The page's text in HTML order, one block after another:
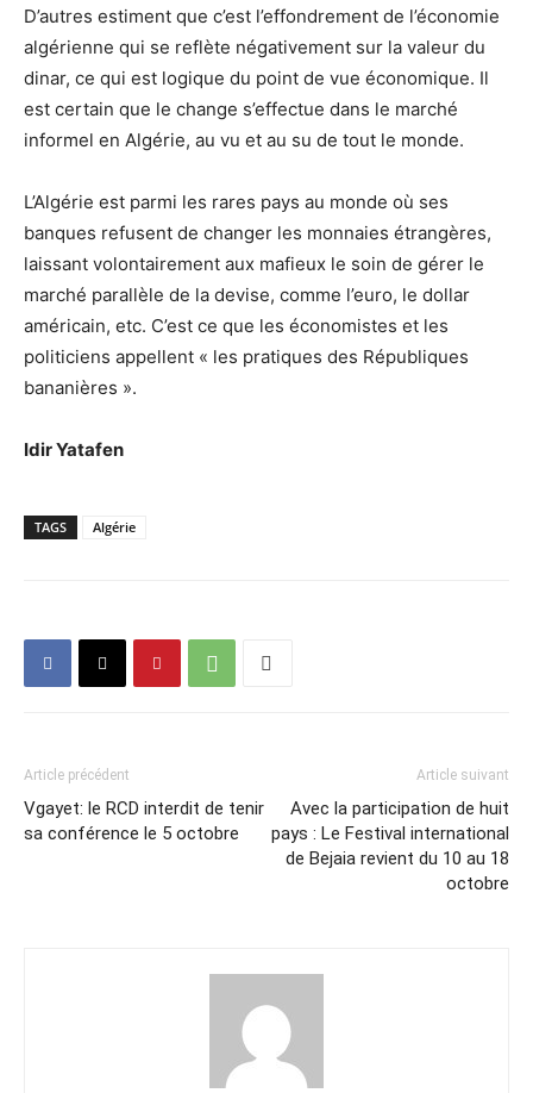
D’autres estiment que c’est l’effondrement de l’économie
algérienne qui se reflète négativement sur la valeur du
dinar, ce qui est logique du point de vue économique. Il
est certain que le change s’effectue dans le marché
informel en Algérie, au vu et au su de tout le monde.
L’Algérie est parmi les rares pays au monde où ses
banques refusent de changer les monnaies étrangères,
laissant volontairement aux mafieux le soin de gérer le
marché parallèle de la devise, comme l’euro, le dollar
américain, etc. C’est ce que les économistes et les
politiciens appellent « les pratiques des Républiques
bananières ».
Idir Yatafen
TAGS Algérie
Article précédent
Vgayet: le RCD interdit de tenir
sa conférence le 5 octobre
Article suivant
Avec la participation de huit
pays : Le Festival international
de Bejaia revient du 10 au 18
octobre